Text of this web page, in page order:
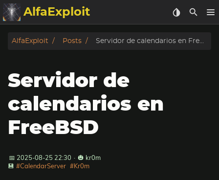
AlfaExploit
Categorias
Info
Bughunter
Badguys
tinysa-tools
AlfaExploit Posts Servidor de calendarios en FreeBSD
Servidor de
calendarios en
FreeBSD
📅 2025-08-25 22:30 · 🎃 kr0m
💾 #CalendarServer #Kr0m